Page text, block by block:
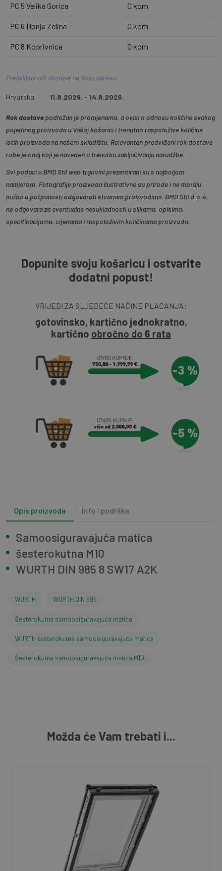
PC 5 Velika Gorica 0 kom
PC 6 Donja Zelina 0 kom
PC 8 Koprivnica 0 kom
Predviđeni rok dostave na Vašu adresu:
Hrvatska 11.8.2026. - 14.8.2026.
Rok dostave podložan je promjenama, a ovisi o odnosu količine svakog
pojedinog proizvoda u Vašoj košarici i trenutno raspoložive količine
istih proizvoda na našem skladištu. Relevantan predviđeni rok dostave
robe je onaj koji je naveden u trenutku zaključivanja narudžbe.
Svi podaci u BMD Stil web trgovini prezentirani su s najboljom
namjerom. Fotografije proizvoda ilustrativne su prirode i ne moraju
nužno u potpunosti odgovarati stvarnim proizvodima. BMD Stil d.o.o.
ne odgovara za eventualne nesukladnosti u slikama, opisima,
specifikacijama, cijenama i raspoloživim količinama proizvoda.
Dopunite svoju košaricu i ostvarite
dodatni popust!
VRIJEDI ZA SLJEDEĆE NAČINE PLAĆANJA:
gotovinsko, kartično jednokratno,
kartično obročno do 6 rata
Opis proizvoda Info i podrška
Samoosiguravajuća matica
šesterokutna M10
WURTH DIN 985 8 SW17 A2K
WURTH WURTH DIN 985
Šesterokutna samoosiguravajuća matica
WURTH šesterokutna samoosiguravajuća matica
Šesterokutna samoosiguravajuća matica M10
Možda će Vam trebati i...